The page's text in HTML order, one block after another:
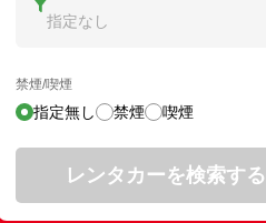
指定なし
禁煙/喫煙
指定無し 禁煙 喫煙
レンタカーを検索する